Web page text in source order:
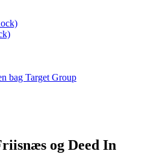
bag Target Group
og Deed In